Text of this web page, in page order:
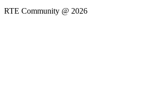
RTE Community @ 2026